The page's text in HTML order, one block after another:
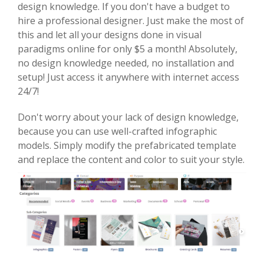
design knowledge. If you don't have a budget to
hire a professional designer. Just make the most of
this and let all your designs done in visual
paradigms online for only $5 a month! Absolutely,
no design knowledge needed, no installation and
setup! Just access it anywhere with internet access
24/7!
Don't worry about your lack of design knowledge,
because you can use well-crafted infographic
models. Simply modify the prefabricated template
and replace the content and color to suit your style.